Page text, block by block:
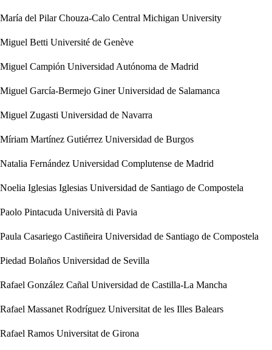
María del Pilar Chouza-Calo Central Michigan University
Miguel Betti Université de Genève
Miguel Campión Universidad Autónoma de Madrid
Miguel García-Bermejo Giner Universidad de Salamanca
Miguel Zugasti Universidad de Navarra
Míriam Martínez Gutiérrez Universidad de Burgos
Natalia Fernández Universidad Complutense de Madrid
Noelia Iglesias Iglesias Universidad de Santiago de Compostela
Paolo Pintacuda Università di Pavia
Paula Casariego Castiñeira Universidad de Santiago de Compostela
Piedad Bolaños Universidad de Sevilla
Rafael González Cañal Universidad de Castilla-La Mancha
Rafael Massanet Rodríguez Universitat de les Illes Balears
Rafael Ramos Universitat de Girona